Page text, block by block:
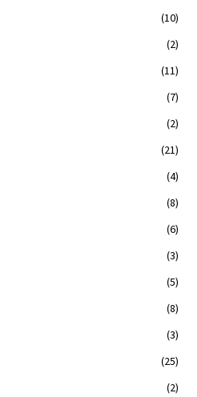
(10)
(2)
(11)
(7)
(2)
(21)
(4)
(8)
(6)
(3)
(5)
(8)
(3)
(25)
(2)